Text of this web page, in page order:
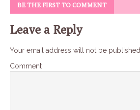
BE THE FIRST TO COMMENT
Leave a Reply
Your email address will not be published.
Comment